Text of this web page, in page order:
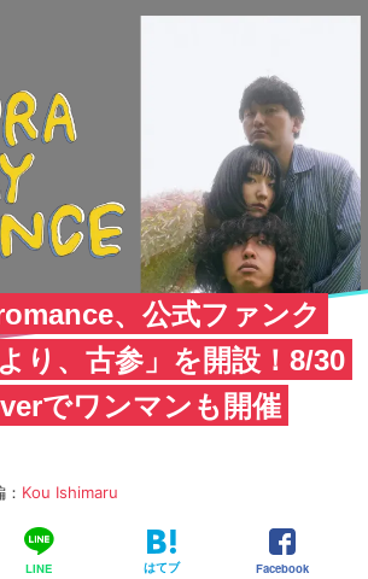
、公式ファンク
り、古参」を開設！8/30
でワンマンも開催
Kou Ishimaru
LINE はてブ Facebook